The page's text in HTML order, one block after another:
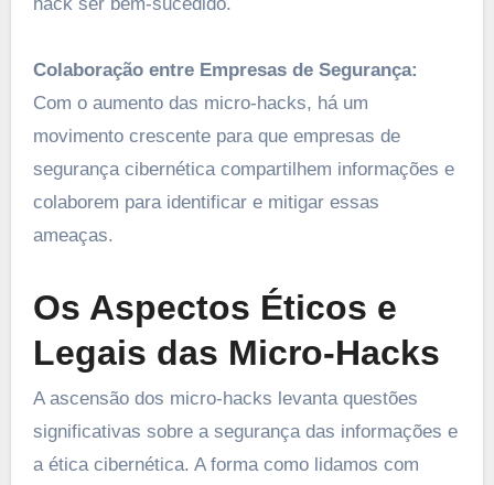
Colaboração entre Empresas de Segurança:
Com o aumento das micro-hacks, há um
movimento crescente para que empresas de
segurança cibernética compartilhem informações e
colaborem para identificar e mitigar essas
ameaças.
Os Aspectos Éticos e
Legais das Micro-Hacks
A ascensão dos micro-hacks levanta questões
significativas sobre a segurança das informações e
a ética cibernética. A forma como lidamos com